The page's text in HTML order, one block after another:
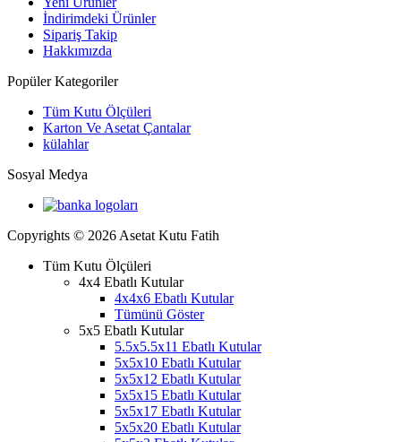
İndirimdeki Ürünler
Sipariş Takip
Hakkımızda
Popüler Kategoriler
Tüm Kutu Ölçüleri
Karton Ve Asetat Çantalar
külahlar
Sosyal Medya
Copyrights © 2026 Asetat Kutu Fatih
Tüm Kutu Ölçüleri
4x4 Ebatlı Kutular
4x4x6 Ebatlı Kutular
Tümünü Göster
5x5 Ebatlı Kutular
5.5x5.5x11 Ebatlı Kutular
5x5x10 Ebatlı Kutular
5x5x12 Ebatlı Kutular
5x5x15 Ebatlı Kutular
5x5x17 Ebatlı Kutular
5x5x20 Ebatlı Kutular